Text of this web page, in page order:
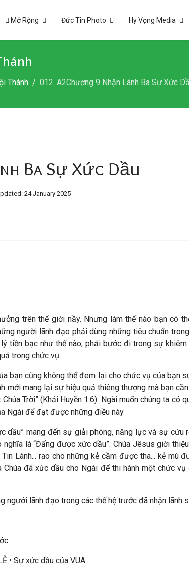
Mở Rộng Đức Tin Photo Hy Vọng Media
Thánh 012. A2Chương 9 Nhận Lãnh Ba Sự Xức
Ba Sự Xức Dầu
24 January 2025
trên thế giới nầy. Nhưng làm thế nào bạn có
người lãnh đạo phải dùng những tiêu chuẩn
tiền bạc như thế nào, phải bước đi trong sự
trong chức vụ.
bạn cũng không thể đem lại cho chức vụ của bạn
mang lại sự hiệu quả thiêng thượng mà bạn
Trời” (Khải Huyền 1:6). Ngài muốn chúng ta
Ngài để đạt được những điều này.
dầu” mang đến sự giải phóng, năng lực và sự
là “Đấng được xức dầu”. Chúa Jêsus giới
Lành... rao cho những kẻ cầm được tha... kẻ mù
Chúa đã xức dầu cho Ngài để thi hành một chức
ngưởi lãnh đạo trong các thế hệ trước đã nhận lãnh
• Sự xức dầu của VUA